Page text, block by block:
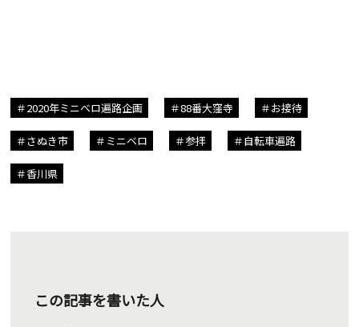
2020年ミニベロ遍路企画 88番大窪寺 お接待
さぬき市 ミニベロ 参拝 自転車遍路
香川県
この記事を書いた人